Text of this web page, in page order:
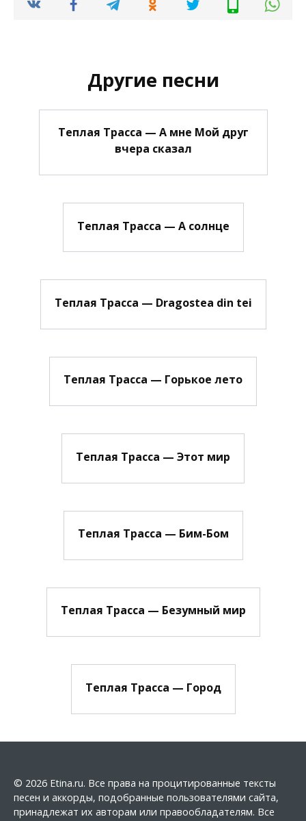
Другие песни
Теплая Трасса — А мне Мой друг
вчера сказал
Теплая Трасса — А солнце
Теплая Трасса — Dragostea din tei
Теплая Трасса — Горькое лето
Теплая Трасса — Этот мир
Теплая Трасса — Бим-Бом
Теплая Трасса — Безумный мир
Теплая Трасса — Город
© 2026 Etina.ru. Все права на процитированные тексты
песен и аккорды, подобранные пользователями сайта,
принадлежат их авторам или правообладателям. Все